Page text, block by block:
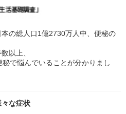
の総人口1億2730万人中、便秘の
以上、
で悩んでいることが分かりまし
な症状